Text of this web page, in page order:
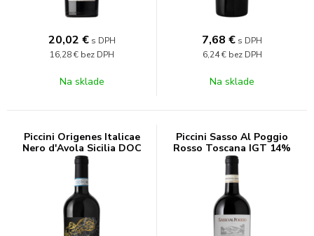
20,02 € s DPH
16,28 € bez DPH
Na sklade
7,68 € s DPH
6,24 € bez DPH
Na sklade
Piccini Origenes Italicae
Nero d'Avola Sicilia DOC
13,5% 0,75l
Piccini Sasso Al Poggio
Rosso Toscana IGT 14%
0,75l